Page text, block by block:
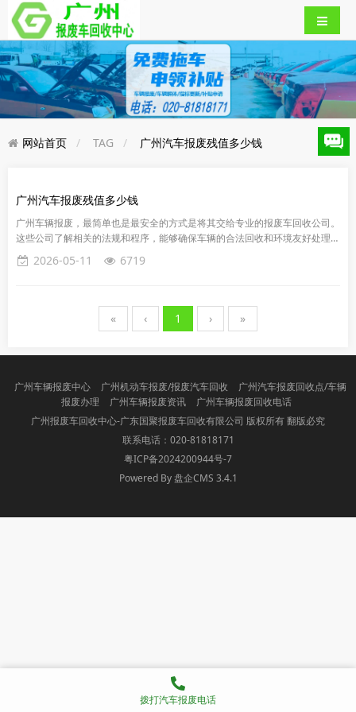
网站首页 TAG 广州汽车报废残值多少钱
广州汽车报废残值多少钱
广州车辆报废，最简单也是最安全的方式是将其交给专业的报废车回收公司。
这些公司了解相关的法规和程序，能够确保车辆的合法回收和环境友好处理。
同时，他们还能提供相应的手续办理，使整个过程更加便捷。残值是指报...
2026-05-11 6719
« ‹ 1 › »
广州车辆报废中心 广州机动车报废/报废汽车回收
广州汽车报废回收点/车辆
报废办理
广州车辆报废资讯
广州车辆报废回收电话
广州报废车回收中心-广东国聚报废车回收有限公司 版权所有 翻版必究
联系电话：020-81818171
粤ICP备2024200944号-7
Powered By 盘企CMS 3.4.1
盘企CMS
拨打汽车报废电话